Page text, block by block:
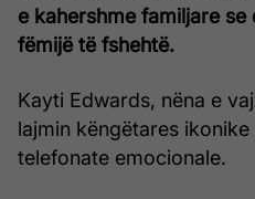
e kahershme familjare se
fëmijë të fshehtë.
Kayti Edwards, nëna e
lajmin këngëtares
telefonate emocionale.